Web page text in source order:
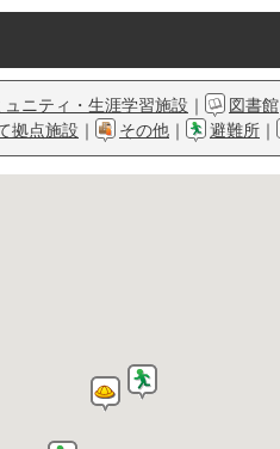
ニティ・生涯学習施設 ｜ 図書館
拠点施設 ｜ その他 ｜ 避難所 ｜